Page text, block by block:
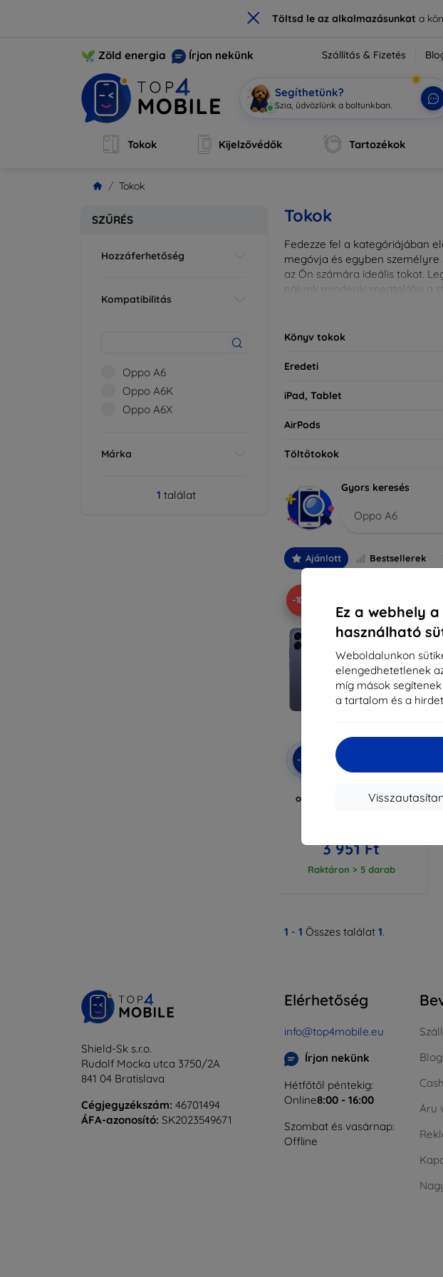
× Töltsd le az alkalmazásunkata
Ez a webhely
használható
Weboldalunkon
elengedhetetlenek
míg mások
a tartalom és a
Zöld energia Írjon nekünk Szállítás & Fizetés
Segíthetünk?
Sz|
Tokok Kijelzővédők Tartozékok
Tokok
SZŰRÉS
Hozzáferhetőség
Kompatibilitás
Oppo A6
Oppo A6K
Oppo A6X
Márka
1 találat
Tokok
Fedezze fel a kategóriájában
megóvja és egyben személyre
az Ön számára ideális tokot.
nálunk mindenki megtalálja a
Könyv tokok
Eredeti
iPad, Tablet
AirPods
Töltőtokok
Gyors keresés
Oppo A6
Ajánlott Bestsellerek
-10%
-10%
Kedvezmény
kuponnal
okostelefon tok Oppo A6
3 951 Ft
Raktáron > 5 darab
1 - 1 Összes találat 1.
Shield-Sk s.r.o.
Rudolf Mocka utca 3750/2A
841 04 Bratislava
Cégjegyzékszám: 46701494
ÁFA-azonosító: SK2023549671
Elérhetőség
info@top4mobile.eu
Írjon nekünk
Hétfőtől péntekig:
Online8:00 - 16:00
Szombat és vasárnap:
Offline
Blog
Áru